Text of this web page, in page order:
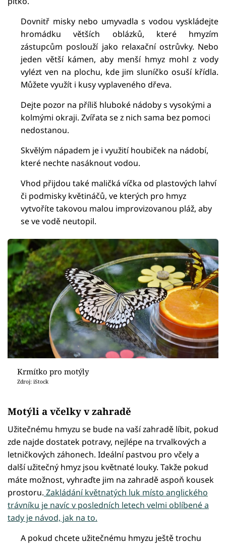
Dovnitř misky nebo umyvadla s vodou vyskládejte
hromádku větších oblázků, které hmyzím
zástupcům poslouží jako relaxační ostrůvky. Nebo
jeden větší kámen, aby menší hmyz mohl z vody
vylézt ven na plochu, kde jim sluníčko osuší křídla.
Můžete využít i kusy vyplaveného dřeva.
Dejte pozor na příliš hluboké nádoby s vysokými a
kolmými okraji. Zvířata se z nich sama bez pomoci
nedostanou.
Skvělým nápadem je i využití houbiček na nádobí,
které nechte nasáknout vodou.
Vhod přijdou také maličká víčka od plastových lahví
či podmisky květináčů, ve kterých pro hmyz
vytvoříte takovou malou improvizovanou pláž, aby
se ve vodě neutopil.
Krmítko pro motýly
Zdroj: iStock
Motýli a včelky v zahradě
Užitečnému hmyzu se bude na vaší zahradě líbit, pokud
zde najde dostatek potravy, nejlépe na trvalkových a
letničkových záhonech. Ideální pastvou pro včely a
další užitečný hmyz jsou květnaté louky. Takže pokud
máte možnost, vyhraďte jim na zahradě aspoň kousek
prostoru. Zakládání květnatých luk místo anglického
trávníku je navíc v posledních letech velmi oblíbené a
tady je návod, jak na to.
A pokud chcete užitečnému hmyzu ještě trochu